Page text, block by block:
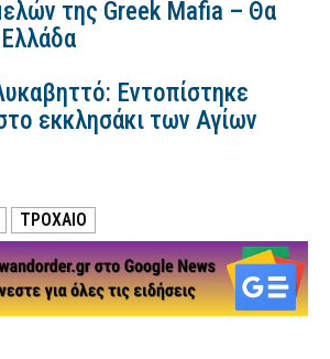
της Greek Mafia – Θα
Εντοπίστηκε
εκκλησάκι των Αγίων
ΤΡΟΧΑΙΟ